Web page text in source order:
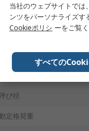
レース幅
ケージ材質
呼び径
動定格荷重
当社のウェブサイトで
ンツをパーソナライズす
Cookieポリシ ーをご覧く
すべての